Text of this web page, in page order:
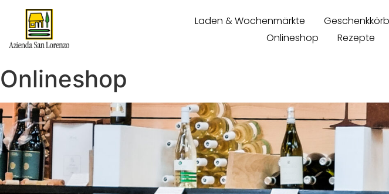
Laden & Wochenmärkte
Onlineshop
Rezepte
Onlineshop